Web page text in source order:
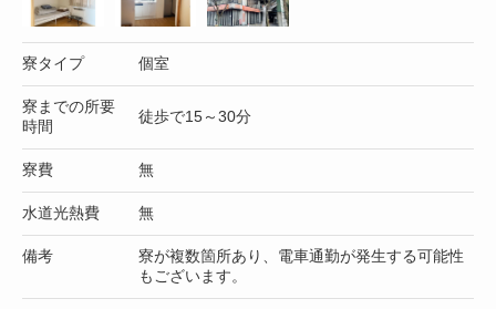
寮タイプ 個室
寮までの所要
時間
徒歩で15～30分
寮費 無
水道光熱費 無
備考
寮が複数箇所あり、電車通勤が発生する可能性
もございます。